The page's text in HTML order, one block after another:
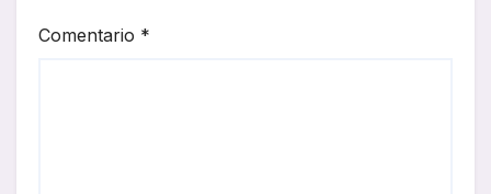
Comentario *